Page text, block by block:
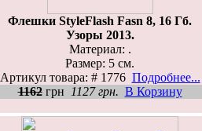
Флешки StyleFlash Fasn 8, 16 Гб.
Узоры 2013.
Материал: .
Размер: 5 см.
Артикул товара: # 1776 Подробнее...
1162грн 1127 грн. В Корзину